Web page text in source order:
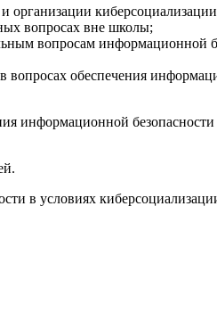
организации
вопросах вне школы;
вопросам информационной
вопросах обеспечения
информационной безопасности
в условиях